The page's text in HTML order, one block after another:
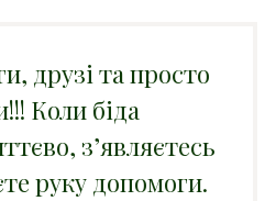
друзі та просто
Коли біда
з’являєтесь
руку допомоги.